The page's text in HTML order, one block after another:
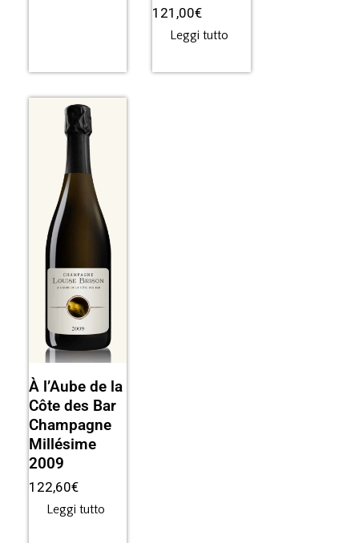
121,00€
Leggi tutto
À l’Aube de la
Côte des Bar
Champagne
Millésime
2009
122,60€
Leggi tutto